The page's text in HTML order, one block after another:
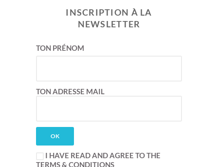
INSCRIPTION À LA
NEWSLETTER
TON PRÉNOM
TON ADRESSE MAIL
I HAVE READ AND AGREE TO THE
TERMS & CONDITIONS